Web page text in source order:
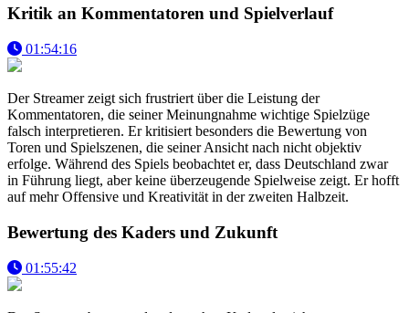
Kritik an Kommentatoren und Spielverlauf
01:54:16
Der Streamer zeigt sich frustriert über die Leistung der
Kommentatoren, die seiner Meinungnahme wichtige Spielzüge
falsch interpretieren. Er kritisiert besonders die Bewertung von
Toren und Spielszenen, die seiner Ansicht nach nicht objektiv
erfolge. Während des Spiels beobachtet er, dass Deutschland zwar
in Führung liegt, aber keine überzeugende Spielweise zeigt. Er hofft
auf mehr Offensive und Kreativität in der zweiten Halbzeit.
Bewertung des Kaders und Zukunft
01:55:42